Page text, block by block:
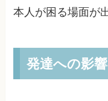
本人が困る場面が
発達への影